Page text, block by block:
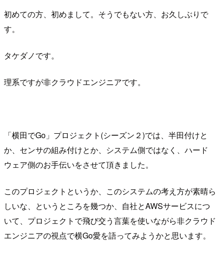
初めての方、初めまして。そうでもない方、お久しぶりで
す。
タケダノです。
理系ですが非クラウドエンジニアです。
「横田でGo」プロジェクト(シーズン２)では、半田付けと
か、センサの組み付けとか、システム側ではなく、ハード
ウェア側のお手伝いをさせて頂きました。
このプロジェクトというか、このシステムの考え方が素晴ら
しいな、というところを幾つか、自社とAWSサービスにつ
いて、プロジェクトで飛び交う言葉を使いながら非クラウド
エンジニアの視点で横Go愛を語ってみようかと思います。